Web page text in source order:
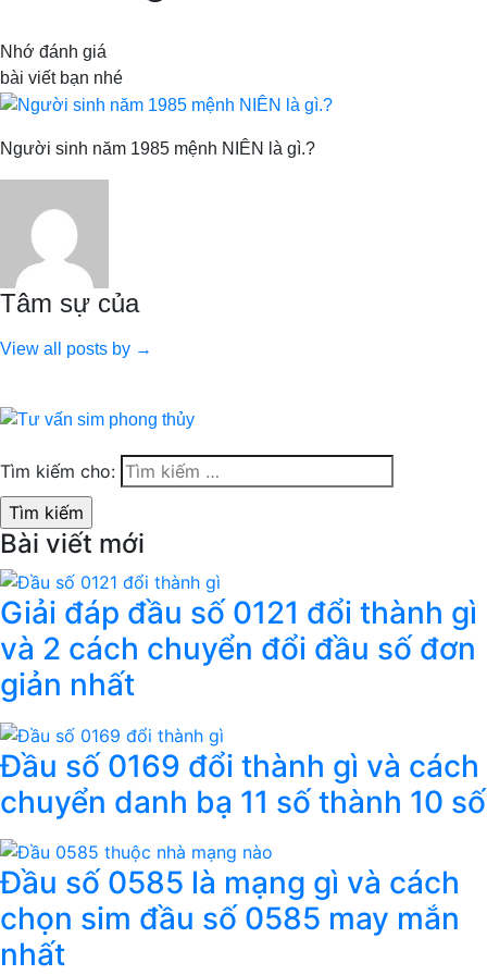
Nhớ đánh giá
bài viết bạn nhé
Người sinh năm 1985 mệnh NIÊN là gì.?
Tâm sự của
View all posts by →
Tìm kiếm cho:
Bài viết mới
Giải đáp đầu số 0121 đổi thành gì
và 2 cách chuyển đổi đầu số đơn
giản nhất
Đầu số 0169 đổi thành gì và cách
chuyển danh bạ 11 số thành 10 số
Đầu số 0585 là mạng gì và cách
chọn sim đầu số 0585 may mắn
nhất